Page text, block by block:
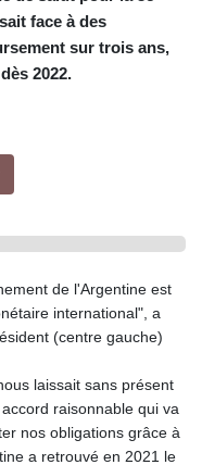
face à des
sur trois ans,
2022.
de l'Argentine est
international", a
(centre gauche)
laissait sans présent
raisonnable qui va
nos obligations grâce à
a retrouvé en 2021 le